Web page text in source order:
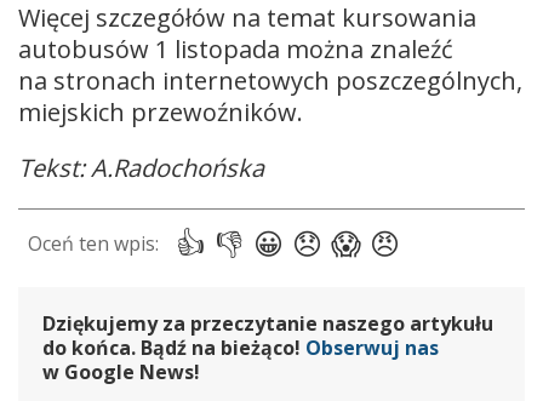
Więcej szczegółów na temat kursowania
autobusów 1 listopada można znaleźć
na stronach internetowych poszczególnych,
miejskich przewoźników.
Tekst: A.Radochońska
Dziękujemy za przeczytanie naszego artykułu
do końca. Bądź na bieżąco! Obserwuj nas
w Google News!